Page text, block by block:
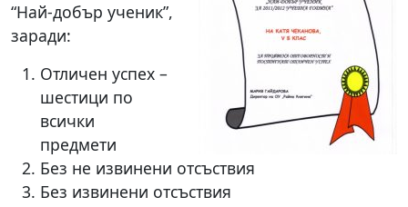
“Най-добър ученик”,
заради:
Отличен успех –
шестици по
всички
предмети
Без не извинени отсъствия
Без извинени отсъствия